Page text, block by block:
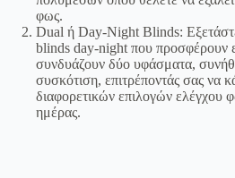
φως.
Dual ή Day-Night Blinds:
blinds day-night που προσφέρουν
συνδυάζουν δύο υφάσματα,
συσκότιση, επιτρέποντάς σας να
διαφορετικών επιλογών ελέγχου
ημέρας.